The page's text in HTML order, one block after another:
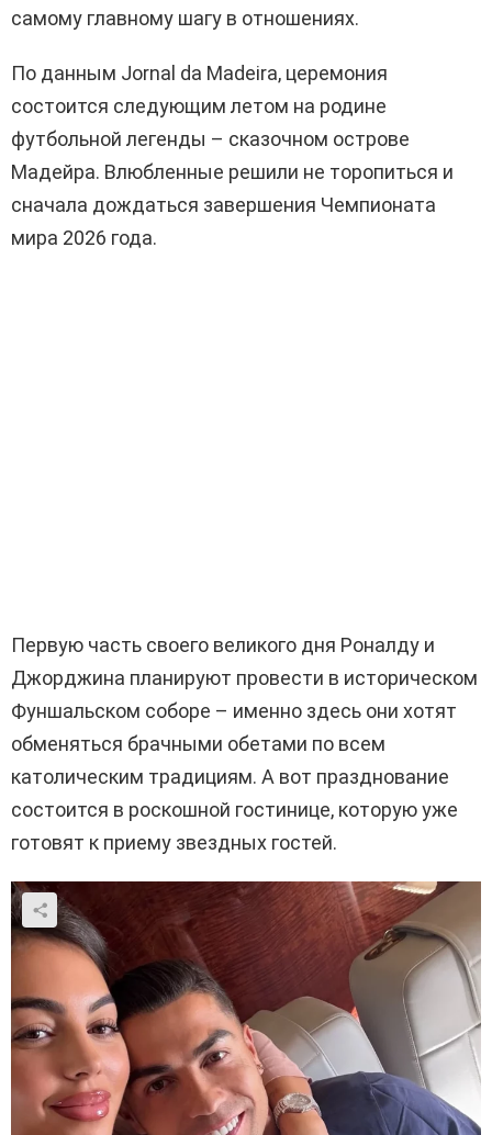
самому главному шагу в отношениях.
По данным Jornal da Madeira, церемония
состоится следующим летом на родине
футбольной легенды – сказочном острове
Мадейра. Влюбленные решили не торопиться и
сначала дождаться завершения Чемпионата
мира 2026 года.
Первую часть своего великого дня Роналду и
Джорджина планируют провести в историческом
Фуншальском соборе – именно здесь они хотят
обменяться брачными обетами по всем
католическим традициям. А вот празднование
состоится в роскошной гостинице, которую уже
готовят к приему звездных гостей.